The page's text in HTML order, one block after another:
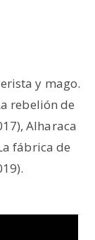
y mago.
rebelión de
Alharaca
fábrica de